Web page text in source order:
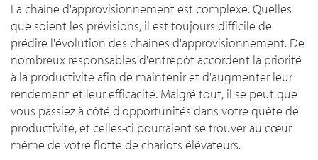
La chaîne d'approvisionnement est complexe. Quelles
que soient les prévisions, il est toujours difficile de
prédire l'évolution des chaînes d'approvisionnement. De
nombreux responsables d'entrepôt accordent la priorité
à la productivité afin de maintenir et d'augmenter leur
rendement et leur efficacité. Malgré tout, il se peut que
vous passiez à côté d'opportunités dans votre quête de
productivité, et celles-ci pourraient se trouver au cœur
même de votre flotte de chariots élévateurs.